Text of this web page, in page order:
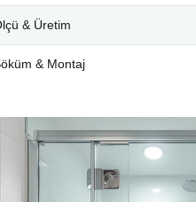
& Üretim
& Montaj